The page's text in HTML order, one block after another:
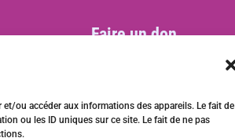
ou accéder aux informations des appareils. Le fait de
ou les ID uniques sur ce site. Le fait de ne pas
Faire un don